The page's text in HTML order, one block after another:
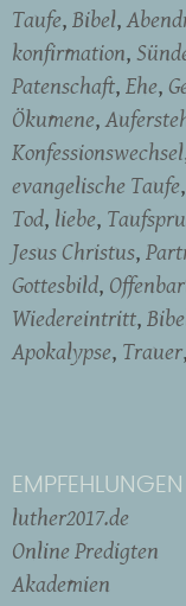
Taufe Bibel
konfirmation
Patenschaft Ehe
Ökumene
Konfessionswechsel
evangelische Taufe
Tod liebe
Jesus Christus
Gottesbild
Wiedereintritt
Apokalypse Trauer
EMPFEHLUNGEN
luther2017.de
Online Predigten
Akademien